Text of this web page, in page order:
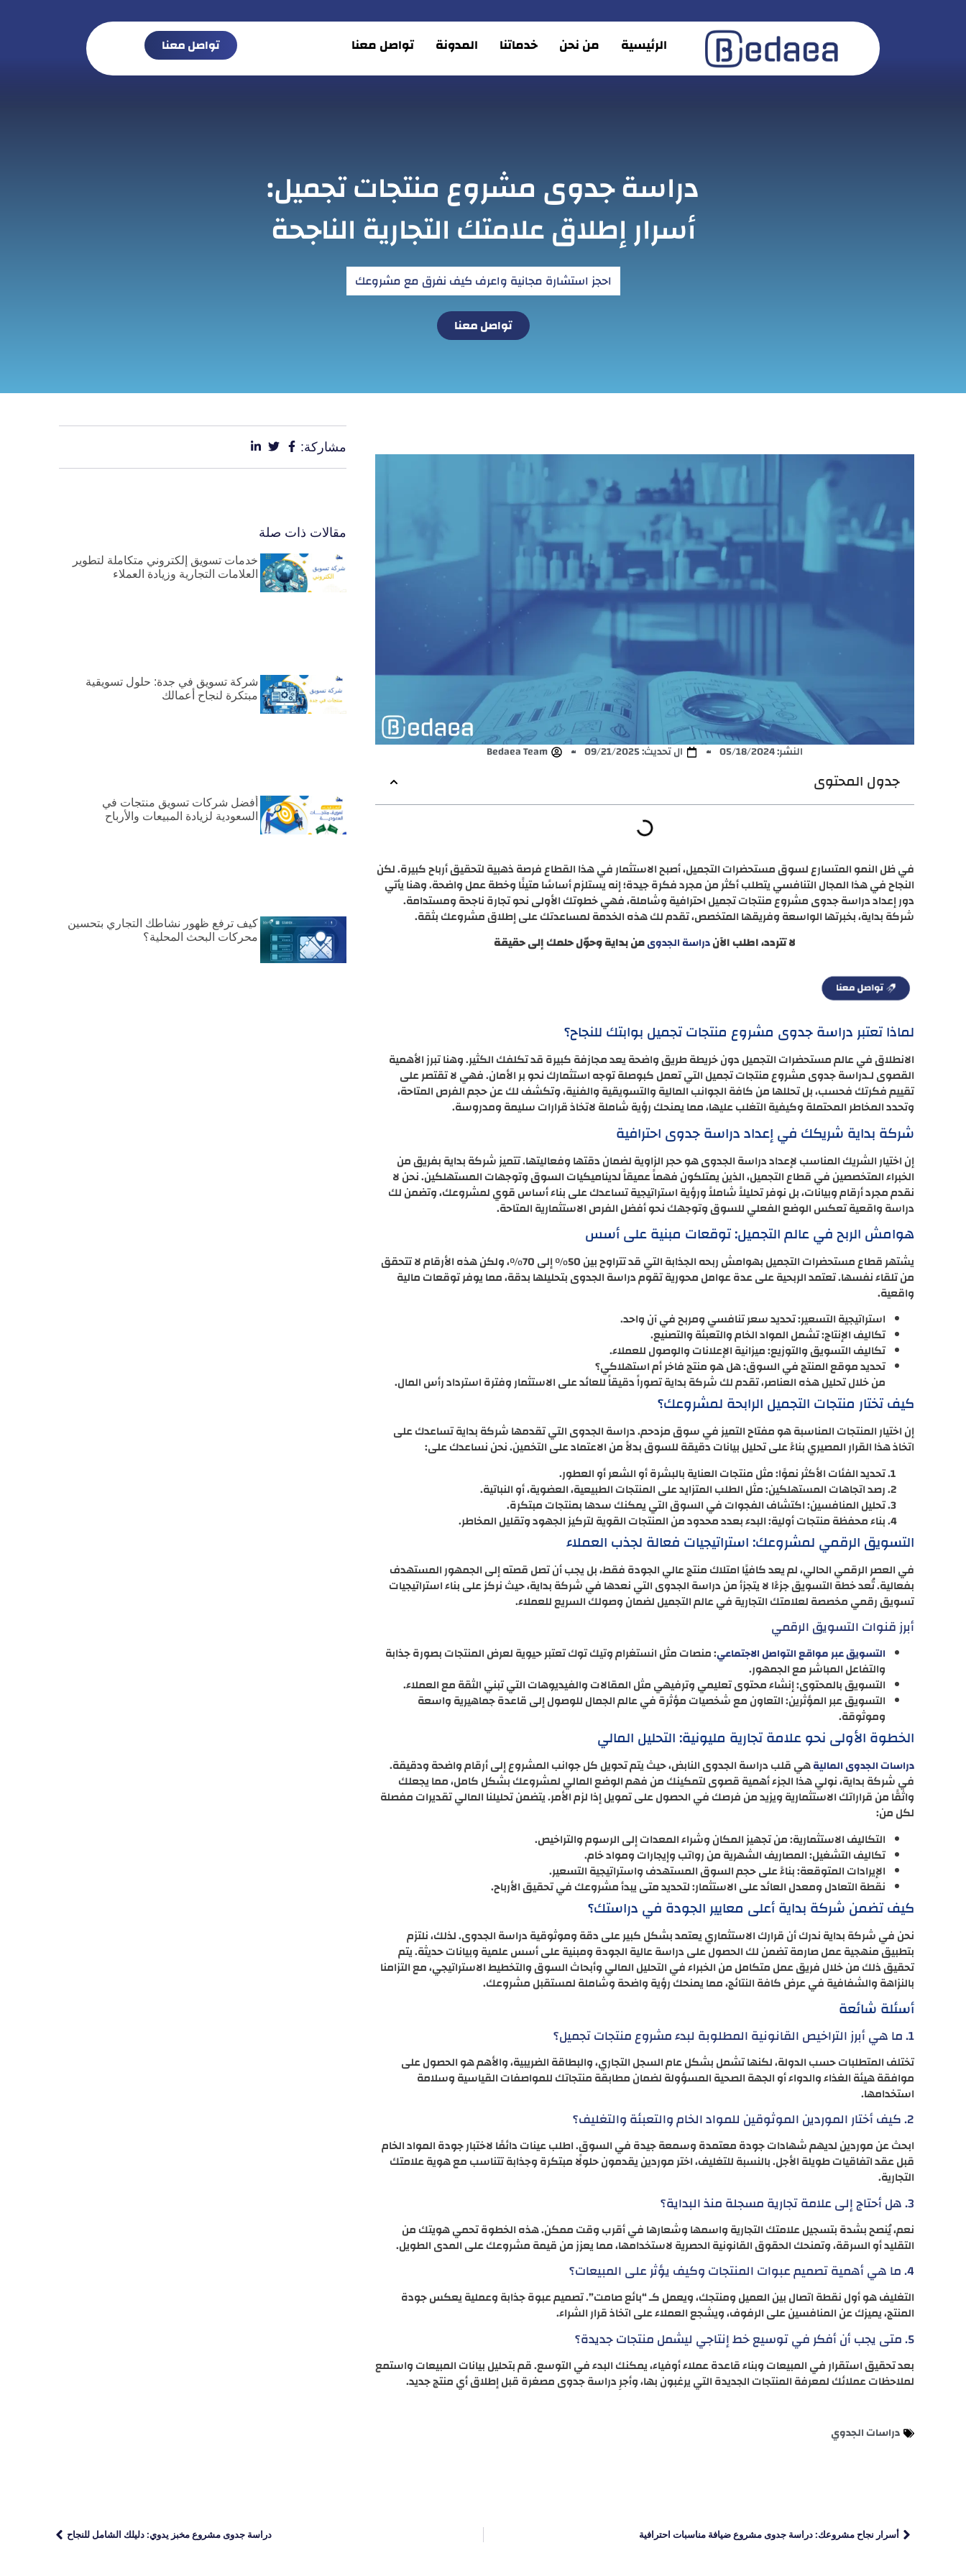
الرئيسية من نحن خدماتنا المدونة تواصل معنا تواصل معنا
دراسة جدوى مشروع منتجات تجميل:
أسرار إطلاق علامتك التجارية الناجحة
احجز استشارة مجانية واعرف كيف نفرق مع مشروعك
تواصل معنا
النشر:05/18/2024 ال تحديث: 09/21/2025 Bedaea Team
جدول المحتوى
في ظل النمو المتسارع لسوق مستحضرات التجميل، أصبح الاستثمار في هذا القطاع فرصة ذهبية لتحقيق أرباح كبيرة. لكن
النجاح في هذا المجال التنافسي يتطلب أكثر من مجرد فكرة جيدة؛ إنه يستلزم أساسًا متينًا وخطة عمل واضحة. وهنا يأتي
دور إعداد دراسة جدوى مشروع منتجات تجميل احترافية وشاملة، فهي خطوتك الأولى نحو تجارة ناجحة ومستدامة.
شركة بداية، بخبرتها الواسعة وفريقها المتخصص، تقدم لك هذه الخدمة لمساعدتك على إطلاق مشروعك بثقة.
لا تتردد، اطلب الآندراسة الجدوىمن بداية وحوّل حلمك إلى حقيقة
لماذا تعتبر دراسة جدوى مشروع منتجات تجميل بوابتك للنجاح؟
الانطلاق في عالم مستحضرات التجميل دون خريطة طريق واضحة يعد مجازفة كبيرة قد تكلفك الكثير. وهنا تبرز الأهمية
القصوى لـدراسة جدوى مشروع منتجات تجميل التي تعمل كبوصلة توجه استثمارك نحو بر الأمان. فهي لا تقتصر على
تقييم فكرتك فحسب، بل تحللها من كافة الجوانب المالية والتسويقية والفنية، وتكشف لك عن حجم الفرص المتاحة،
وتحدد المخاطر المحتملة وكيفية التغلب عليها، مما يمنحك رؤية شاملة لاتخاذ قرارات سليمة ومدروسة.
شركة بداية شريكك في إعداد دراسة جدوى احترافية
إن اختيار الشريك المناسب لإعداد دراسة الجدوى هو حجر الزاوية لضمان دقتها وفعاليتها. تتميز شركة بداية بفريق من
الخبراء المتخصصين في قطاع التجميل، الذين يمتلكون فهماً عميقاً لديناميكيات السوق وتوجهات المستهلكين. نحن لا
نقدم مجرد أرقام وبيانات، بل نوفر تحليلاً شاملاً ورؤية استراتيجية تساعدك على بناء أساس قوي لمشروعك، وتضمن لك
دراسة واقعية تعكس الوضع الفعلي للسوق وتوجهك نحو أفضل الفرص الاستثمارية المتاحة.
هوامش الربح في عالم التجميل: توقعات مبنية على أسس
يشتهر قطاع مستحضرات التجميل بهوامش ربحه الجذابة التي قد تتراوح بين 50% إلى 70%، ولكن هذه الأرقام لا تتحقق
من تلقاء نفسها. تعتمد الربحية على عدة عوامل محورية تقوم دراسة الجدوى بتحليلها بدقة، مما يوفر توقعات مالية
واقعية.
استراتيجية التسعير: تحديد سعر تنافسي ومربح في آن واحد.
تكاليف الإنتاج: تشمل المواد الخام والتعبئة والتصنيع.
تكاليف التسويق والتوزيع: ميزانية الإعلانات والوصول للعملاء.
تحديد موقع المنتج في السوق: هل هو منتج فاخر أم استهلاكي؟
من خلال تحليل هذه العناصر، تقدم لك شركة بداية تصوراً دقيقاً للعائد على الاستثمار وفترة استرداد رأس المال.
كيف تختار منتجات التجميل الرابحة لمشروعك؟
إن اختيار المنتجات المناسبة هو مفتاح التميز في سوق مزدحم. دراسة الجدوى التي تقدمها شركة بداية تساعدك على
اتخاذ هذا القرار المصيري بناءً على تحليل بيانات دقيقة للسوق بدلاً من الاعتماد على التخمين. نحن نساعدك على:
تحديد الفئات الأكثر نموًا: مثل منتجات العناية بالبشرة أو الشعر أو العطور.
رصد اتجاهات المستهلكين: مثل الطلب المتزايد على المنتجات الطبيعية، العضوية، أو النباتية.
تحليل المنافسين: اكتشاف الفجوات في السوق التي يمكنك سدها بمنتجات مبتكرة.
بناء محفظة منتجات أولية: البدء بعدد محدود من المنتجات القوية لتركيز الجهود وتقليل المخاطر.
التسويق الرقمي لمشروعك: استراتيجيات فعالة لجذب العملاء
في العصر الرقمي الحالي، لم يعد كافيًا امتلاك منتج عالي الجودة فقط، بل يجب أن تصل قصته إلى الجمهور المستهدف
بفعالية. تُعد خطة التسويق جزءًا لا يتجزأ من دراسة الجدوى التي نعدها في شركة بداية، حيث نركز على بناء استراتيجيات
تسويق رقمي مخصصة لعلامتك التجارية في عالم التجميل لضمان وصولك السريع للعملاء.
أبرز قنوات التسويق الرقمي
التسويق عبر مواقع التواصل الاجتماعي: منصات مثل انستغرام وتيك توك تعتبر حيوية لعرض المنتجات بصورة جذابة
والتفاعل المباشر مع الجمهور.
التسويق بالمحتوى: إنشاء محتوى تعليمي وترفيهي مثل المقالات والفيديوهات التي تبني الثقة مع العملاء.
التسويق عبر المؤثرين: التعاون مع شخصيات مؤثرة في عالم الجمال للوصول إلى قاعدة جماهيرية واسعة
وموثوقة.
الخطوة الأولى نحو علامة تجارية مليونية: التحليل المالي
دراسات الجدوى الماليةهي قلب دراسة الجدوى النابض، حيث يتم تحويل كل جوانب المشروع إلى أرقام واضحة ودقيقة.
في شركة بداية، نولي هذا الجزء أهمية قصوى لتمكينك من فهم الوضع المالي لمشروعك بشكل كامل، مما يجعلك
واثقًا من قراراتك الاستثمارية ويزيد من فرصك في الحصول على تمويل إذا لزم الأمر. يتضمن تحليلنا المالي تقديرات مفصلة
لكل من:
التكاليف الاستثمارية: من تجهيز المكان وشراء المعدات إلى الرسوم والتراخيص.
تكاليف التشغيل: المصاريف الشهرية من رواتب وإيجارات ومواد خام.
الإيرادات المتوقعة: بناءً على حجم السوق المستهدف واستراتيجية التسعير.
نقطة التعادل ومعدل العائد على الاستثمار: لتحديد متى يبدأ مشروعك في تحقيق الأرباح.
كيف تضمن شركة بداية أعلى معايير الجودة في دراستك؟
نحن في شركة بداية ندرك أن قرارك الاستثماري يعتمد بشكل كبير على دقة وموثوقية دراسة الجدوى. لذلك، نلتزم
بتطبيق منهجية عمل صارمة تضمن لك الحصول على دراسة عالية الجودة ومبنية على أسس علمية وبيانات حديثة. يتم
تحقيق ذلك من خلال فريق عمل متكامل من الخبراء في التحليل المالي وأبحاث السوق والتخطيط الاستراتيجي، مع التزامنا
بالنزاهة والشفافية في عرض كافة النتائج، مما يمنحك رؤية واضحة وشاملة لمستقبل مشروعك.
أسئلة شائعة
1. ما هي أبرز التراخيص القانونية المطلوبة لبدء مشروع منتجات تجميل؟
تختلف المتطلبات حسب الدولة، لكنها تشمل بشكل عام السجل التجاري، والبطاقة الضريبية، والأهم هو الحصول على
موافقة هيئة الغذاء والدواء أو الجهة الصحية المسؤولة لضمان مطابقة منتجاتك للمواصفات القياسية وسلامة
استخدامها.
2. كيف أختار الموردين الموثوقين للمواد الخام والتعبئة والتغليف؟
ابحث عن موردين لديهم شهادات جودة معتمدة وسمعة جيدة في السوق. اطلب عينات دائمًا لاختبار جودة المواد الخام
قبل عقد اتفاقيات طويلة الأجل. بالنسبة للتغليف، اختر موردين يقدمون حلولًا مبتكرة وجذابة تتناسب مع هوية علامتك
التجارية.
3. هل أحتاج إلى علامة تجارية مسجلة منذ البداية؟
نعم، يُنصح بشدة بتسجيل علامتك التجارية واسمها وشعارها في أقرب وقت ممكن. هذه الخطوة تحمي هويتك من
التقليد أو السرقة، وتمنحك الحقوق القانونية الحصرية لاستخدامها، مما يعزز من قيمة مشروعك على المدى الطويل.
4. ما هي أهمية تصميم عبوات المنتجات وكيف يؤثر على المبيعات؟
التغليف هو أول نقطة اتصال بين العميل ومنتجك، ويعمل كـ “بائع صامت”. تصميم عبوة جذابة وعملية يعكس جودة
المنتج، يميزك عن المنافسين على الرفوف، ويشجع العملاء على اتخاذ قرار الشراء.
5. متى يجب أن أفكر في توسيع خط إنتاجي ليشمل منتجات جديدة؟
بعد تحقيق استقرار في المبيعات وبناء قاعدة عملاء أوفياء، يمكنك البدء في التوسع. قم بتحليل بيانات المبيعات واستمع
لملاحظات عملائك لمعرفة المنتجات الجديدة التي يرغبون بها، وأجرِ دراسة جدوى مصغرة قبل إطلاق أي منتج جديد.
دراسات الجدوي
مشاركة:
مقالات ذات صلة
خدمات تسويق إلكتروني متكاملة لتطوير
العلامات التجارية وزيادة العملاء
شركة تسويق في جدة: حلول تسويقية
مبتكرة لنجاح أعمالك
أفضل شركات تسويق منتجات في
السعودية لزيادة المبيعات والأرباح
كيف ترفع ظهور نشاطك التجاري بتحسين
محركات البحث المحلية؟
أسرار نجاح مشروعك: دراسة جدوى مشروع ضيافة مناسبات احترافية دراسة جدوى مشروع مخبز يدوي: دليلك الشامل للنجاح